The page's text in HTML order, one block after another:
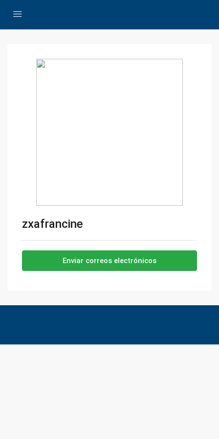
zxafrancine
Enviar correos electrónicos